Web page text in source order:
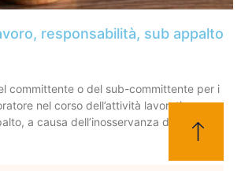
responsabilità, sub appalto
committente o del sub-committente per i
nel corso dell’attività lavorativa
a causa dell’inosservanza delle